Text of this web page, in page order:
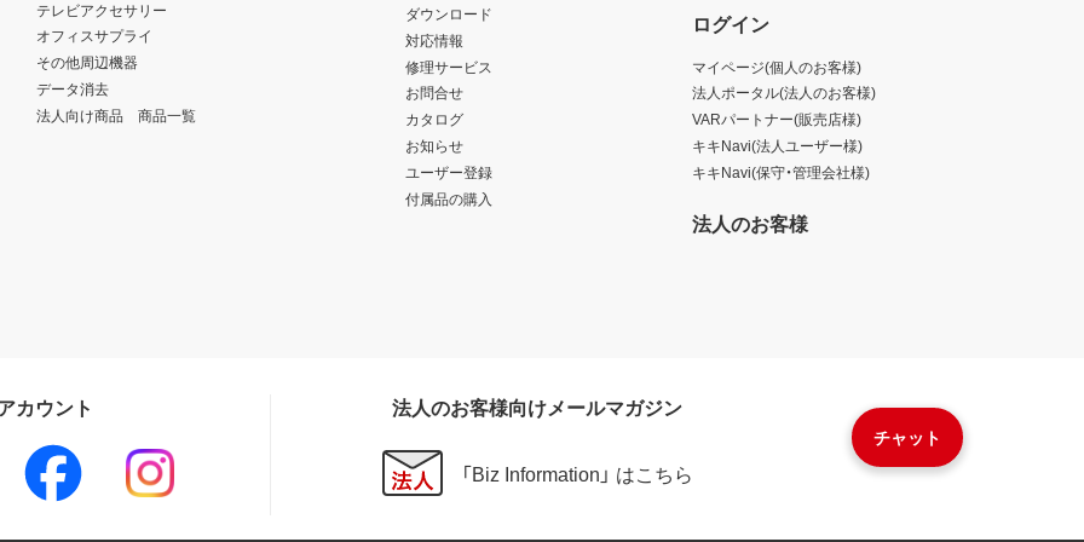
チャット
テレビアクセサリー
オフィスサプライ
その他周辺機器
データ消去
法人向け商品 商品一覧
ダウンロード
対応情報
修理サービス
お問合せ
カタログ
お知らせ
ユーザー登録
付属品の購入
ログイン
マイページ(個人のお客様)
法人ポータル(法人のお客様)
VARパートナー(販売店様)
キキNavi(法人ユーザー様)
キキNavi(保守・管理会社様)
法人のお客様
カウント 法人のお客様向けメールマガジン
「Biz Information」 はこちら